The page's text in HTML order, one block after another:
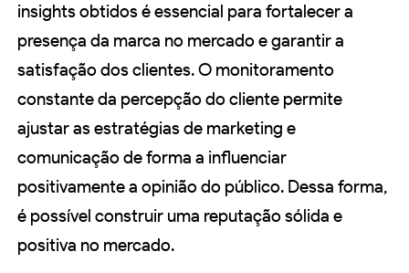
insights obtidos é essencial para fortalecer a
presença da marca no mercado e garantir a
satisfação dos clientes. O monitoramento
constante da percepção do cliente permite
ajustar as estratégias de marketing e
comunicação de forma a influenciar
positivamente a opinião do público. Dessa forma,
é possível construir uma reputação sólida e
positiva no mercado.